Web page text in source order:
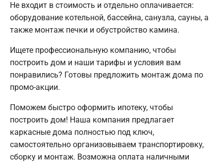
Не входит в стоимость и отдельно оплачивается:
оборудование котельной, бассейна, санузла, сауны, а
также монтаж печки и обустройство камина.
Ищете профессиональную компанию, чтобы
построить дом и наши тарифы и условия вам
понравились? Готовы предложить монтаж дома по
промо-акции.
Поможем быстро оформить ипотеку, чтобы
построить дом! Наша компания предлагает
каркасные дома полностью под ключ,
самостоятельно организовываем транспортировку,
сборку и монтаж. Возможна оплата наличными